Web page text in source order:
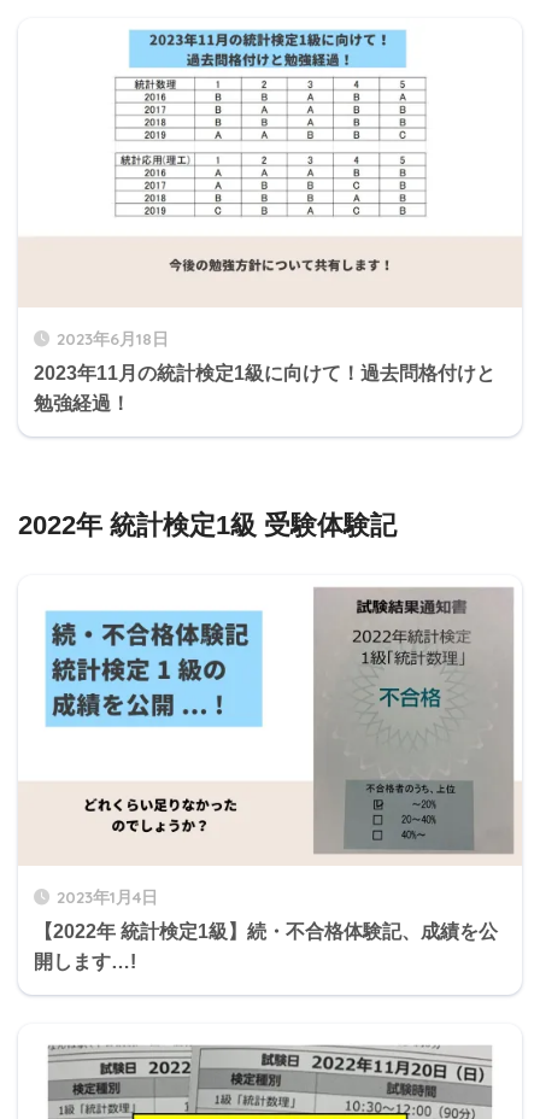
2023年6月18日
2023年11月の統計検定1級に向けて！過去問格付けと
勉強経過！
2022年 統計検定1級 受験体験記
2023年1月4日
【2022年 統計検定1級】続・不合格体験記、成績を公
開します…!